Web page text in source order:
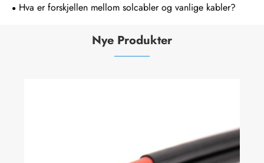
Hva er forskjellen mellom solcabler og vanlige kabler?
Nye Produkter